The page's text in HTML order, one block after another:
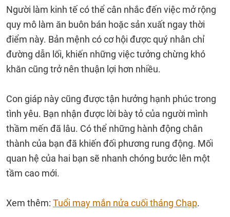
Người làm kinh tế có thể cân nhắc đến việc mở rộng
quy mô làm ăn buôn bán hoặc sản xuất ngay thời
điểm này. Bản mệnh có cơ hội được quý nhân chỉ
đường dẫn lối, khiến những việc tưởng chừng khó
khăn cũng trở nên thuận lợi hơn nhiều.
Con giáp này cũng được tận hưởng hạnh phúc trong
tình yêu. Bạn nhận được lời bày tỏ của người mình
thầm mến đã lâu. Có thể những hành động chân
thành của bạn đã khiến đối phương rung động. Mối
quan hệ của hai bạn sẽ nhanh chóng bước lên một
tầm cao mới.
Xem thêm: Tuổi may mắn nửa cuối tháng Chạp.